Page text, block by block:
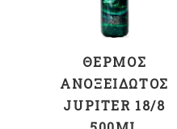
ΘΕΡΜΌΣ
ΑΝΟΞΕΊΔΩΤΟΣ
JUPITER 18/8